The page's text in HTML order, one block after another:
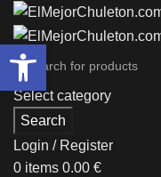
Select category
Search
Login / Register
0 items 0.00 €
Abrir barra de herramientas